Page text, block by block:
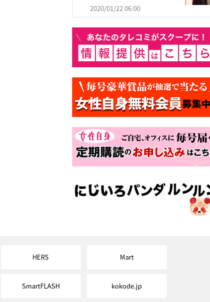
2020/01/22 06:00
HERS Mart
SmartFLASH kokode.jp